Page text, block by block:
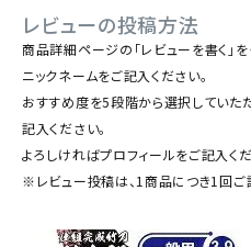
レビューの投稿方法
商品詳細ページの「レビューを書く」を
ニックネームをご記入ください。
おすすめ度を5段階から選択していた
記入ください。
よろしければプロフィールをご記入くだ
※レビュー投稿は、1商品につき1回ご